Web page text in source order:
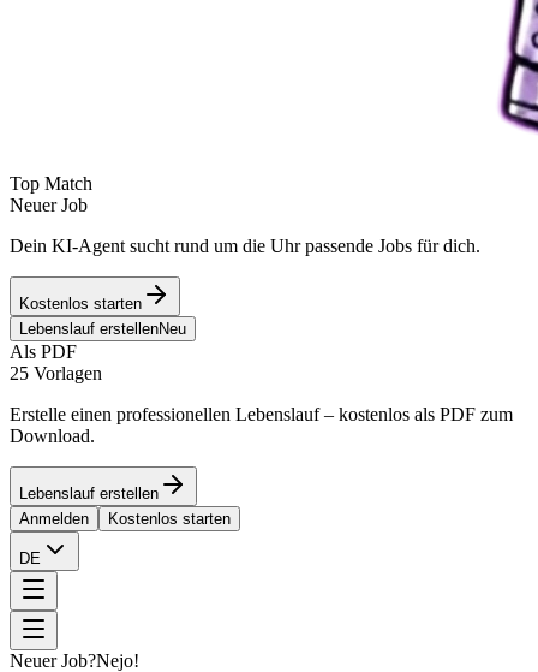
Top Match
Neuer Job
Dein KI-Agent sucht rund um die Uhr passende Jobs für dich.
Kostenlos starten
Lebenslauf erstellenNeu
Als PDF
25 Vorlagen
Erstelle einen professionellen Lebenslauf – kostenlos als PDF zum
Download.
Lebenslauf erstellen
Anmelden
Kostenlos starten
DE
Neuer Job?Nejo!